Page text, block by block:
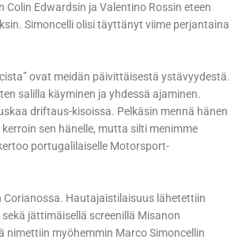
Colin Edwardsin ja Valentino Rossin eteen
Simoncelli olisi täyttänyt viime perjantaina
ovat meidän päivittäisestä ystävyydestä.
salilla käyminen ja yhdessä ajaminen.
driftaus-kisoissa. Pelkäsin mennä hänen
sen hänelle, mutta silti menimme
portugalilaiselle Motorsport-
Corianossa. Hautajaistilaisuus lähetettiin
jättimäisellä screenillä Misanon
nimettiin myöhemmin Marco Simoncellin